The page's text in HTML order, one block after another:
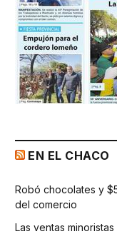
EN EL CHACO
Robó chocolates y
del comercio
Las ventas